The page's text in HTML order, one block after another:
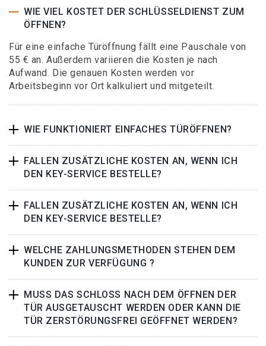
WIE VIEL KOSTET DER SCHLÜSSELDIENST ZUM
ÖFFNEN?
Für eine einfache Türöffnung fällt eine Pauschale von
55 € an. Außerdem variieren die Kosten je nach
Aufwand. Die genauen Kosten werden vor
Arbeitsbeginn vor Ort kalkuliert und mitgeteilt.
WIE FUNKTIONIERT EINFACHES TÜRÖFFNEN?
FALLEN ZUSÄTZLICHE KOSTEN AN, WENN ICH
DEN KEY-SERVICE BESTELLE?
FALLEN ZUSÄTZLICHE KOSTEN AN, WENN ICH
DEN KEY-SERVICE BESTELLE?
WELCHE ZAHLUNGSMETHODEN STEHEN DEM
KUNDEN ZUR VERFÜGUNG ?
MUSS DAS SCHLOSS NACH DEM ÖFFNEN DER
TÜR AUSGETAUSCHT WERDEN ODER KANN DIE
TÜR ZERSTÖRUNGSFREI GEÖFFNET WERDEN?